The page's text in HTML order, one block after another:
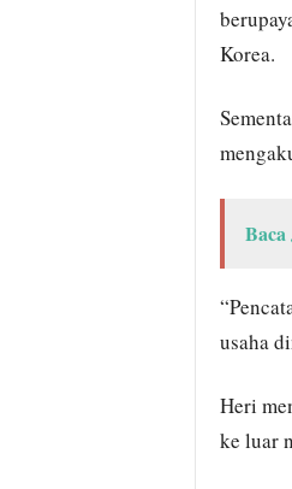
Korea.
Baca
usaha
Heri
ke luar